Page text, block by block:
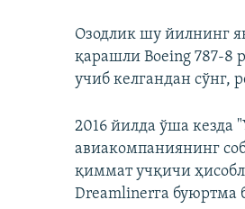
Озодлик шу йилнинг
қарашли Boeing 787-8
учиб келгандан сўнг,
2016 йилда ўша кезда
авиакомпаниянинг
қиммат учқичи
Dreamlinerга буюртма